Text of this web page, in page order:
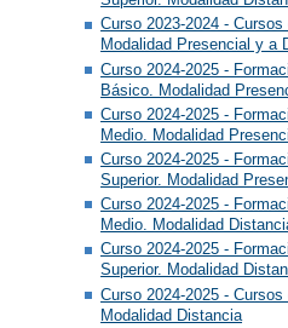
Curso 2023-2024 -
Modalidad Presencial y a
Curso 2024-2025 -
Básico. Modalidad
Curso 2024-2025 -
Medio. Modalidad
Curso 2024-2025 -
Superior. Modalidad
Curso 2024-2025 -
Medio. Modalidad
Curso 2024-2025 -
Superior. Modalidad
Curso 2024-2025 -
Modalidad Distancia